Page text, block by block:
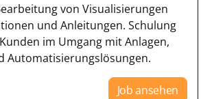
von Visualisierungen
und Anleitungen. Schulung
im Umgang mit Anlagen,
Automatisierungslösungen.
Job ansehen